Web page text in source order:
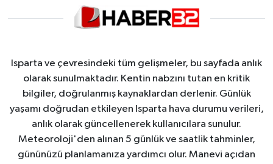
Isparta ve çevresindeki tüm gelişmeler, bu sayfada anlık
olarak sunulmaktadır. Kentin nabzını tutan en kritik
bilgiler, doğrulanmış kaynaklardan derlenir. Günlük
yaşamı doğrudan etkileyen Isparta hava durumu verileri,
anlık olarak güncellenerek kullanıcılara sunulur.
Meteoroloji'den alınan 5 günlük ve saatlik tahminler,
gününüzü planlamanıza yardımcı olur. Manevi açıdan